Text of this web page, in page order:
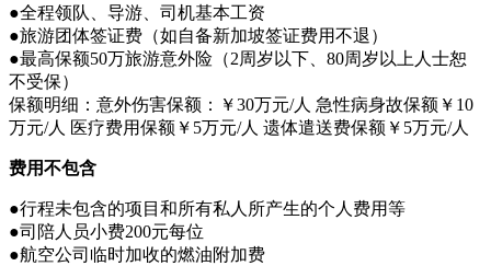
●全程领队、导游、司机基本工资
●旅游团体签证费（如自备新加坡签证费用不退）
●最高保额50万旅游意外险（2周岁以下、80周岁以上人士恕
不受保）
保额明细：意外伤害保额：￥30万元/人 急性病身故保额￥10
万元/人 医疗费用保额￥5万元/人 遗体遣送费保额￥5万元/人
费用不包含
●行程未包含的项目和所有私人所产生的个人费用等
●司陪人员小费200元每位
●航空公司临时加收的燃油附加费